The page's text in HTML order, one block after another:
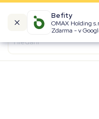
Befity
OMAX Holding
Zdarma - v
Kalorické tabulky